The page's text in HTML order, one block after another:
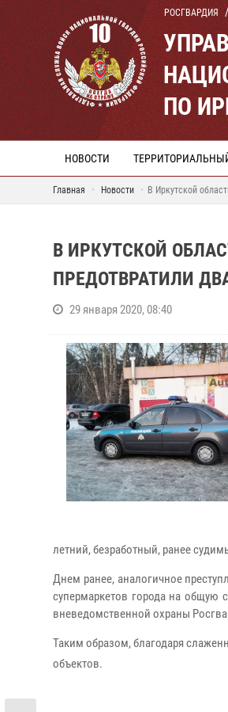
РОСГВАРДИЯ
ПО
НОВОСТИ
Главная Новости В Иркутской
В ИРКУТСКОЙ
ПРЕДОТВРАТИЛИ
29 января 2020, 08:40
летний, безработный, ранее
Днем ранее, аналогичное
супермаркетов города на общую
вневедомственной охраны
Таким образом, благодаря
объектов.